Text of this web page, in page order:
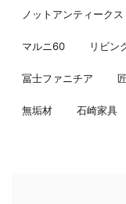
ノットアンティークス
マルニ60 リビン
冨士ファニチア
無垢材 石崎家具